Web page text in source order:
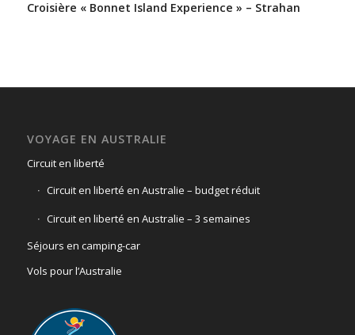
Croisière « Bonnet Island Experience » – Strahan
VOYAGE EN AUSTRALIE
Circuit en liberté
Circuit en liberté en Australie – budget réduit
Circuit en liberté en Australie – 3 semaines
Séjours en camping-car
Vols pour l’Australie